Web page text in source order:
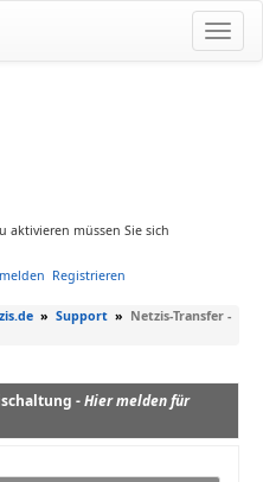
aktivieren müssen Sie sich
Registrieren
» Support » Netzis-Transfer -
-Hier melden für